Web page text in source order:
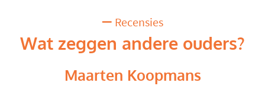
Recensies
Wat zeggen andere ouders?
Maarten Koopmans